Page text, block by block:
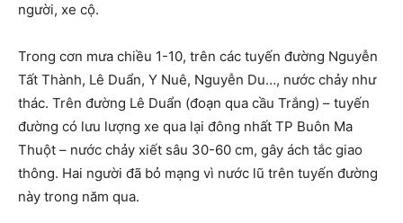
người, xe cộ.
Trong cơn mưa chiều 1-10, trên các tuyến đường Nguyễn
Tất Thành, Lê Duẩn, Y Nuê, Nguyễn Du…, nước chảy như
thác. Trên đường Lê Duẩn (đoạn qua cầu Trắng) – tuyến
đường có lưu lượng xe qua lại đông nhất TP Buôn Ma
Thuột – nước chảy xiết sâu 30-60 cm, gây ách tắc giao
thông. Hai người đã bỏ mạng vì nước lũ trên tuyến đường
này trong năm qua.